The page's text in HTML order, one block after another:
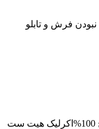
فرش و تابلو
این فرش 700 شانه تراکم واقعی 2550 با نخ 100%اکرلیک هیت ست